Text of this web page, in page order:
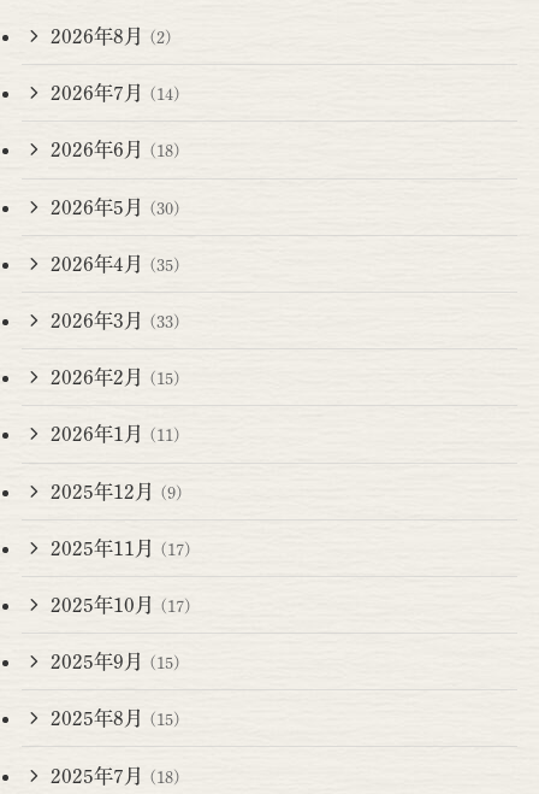
2026年8月 (2)
2026年7月 (14)
2026年6月 (18)
2026年5月 (30)
2026年4月 (35)
2026年3月 (33)
2026年2月 (15)
2026年1月 (11)
2025年12月 (9)
2025年11月 (17)
2025年10月 (17)
2025年9月 (15)
2025年8月 (15)
2025年7月 (18)